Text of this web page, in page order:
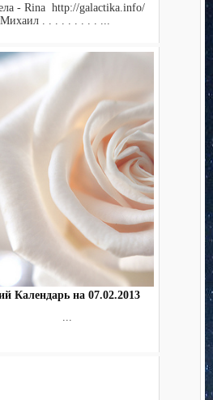
- Rina http://galactika.info/
. . . . . . . . . ...
Календарь на 07.02.2013